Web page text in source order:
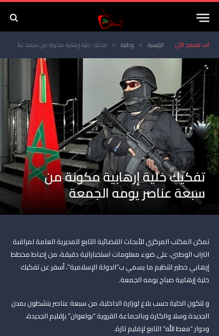
انت تتصفح الأن الرئيسية » وطنية » تفكيك خلية إرهابية مكونة من سبعة عناصر يومه الجمعة
تفكيك خلية إرهابية مكونة من
سبعة عناصر يومه الجمعة
تمكن المكتب المركزي للأبحاث القضائية التابع للمديرية العامة لمراقبة
التراب الوطني، على ضوء معلومات استخباراتية دقيقة، من إحباط مخطط
إرهابي خطير لتنظيم ما يسمي ب”الدولة الإسلامية”، أسفر عن تفكيك
خلية إرهابية صباح يومه الجمعة.
و تتكون الخلية حسب بلاغ لوزارة الداخلية، من سبعة عناصر ينشطون بمدن
الجديدة وسلا والكارة وبالجماعة القروية “بولعوان” بإقليم الجديدة،
ودوار “معط الله” التابع لإقليم تازة.